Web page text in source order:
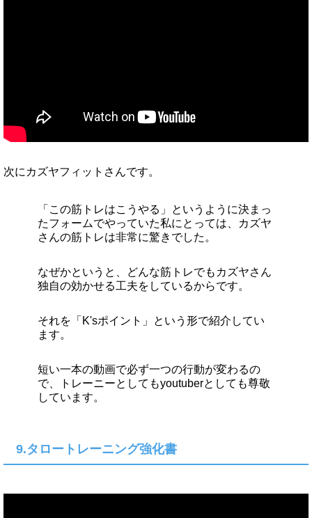
次にカズヤフィットさんです。
「この筋トレはこうやる」というように決まっ
たフォームでやっていた私にとっては、カズヤ
さんの筋トレは非常に驚きでした。
なぜかというと、どんな筋トレでもカズヤさん
独自の効かせる工夫をしているからです。
それを「K'sポイント」という形で紹介してい
ます。
短い一本の動画で必ず一つの行動が変わるの
で、トレーニーとしてもyoutuberとしても尊敬
しています。
9.タロートレーニング強化書